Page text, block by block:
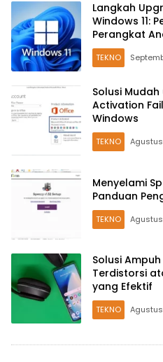
Langkah
Windows 11:
Perangkat
TEKNO
Solusi
Activation
Windows
TEKNO
Menyelami
Panduan
TEKNO Agustus
Solusi
Terdistorsi
yang Efektif
TEKNO